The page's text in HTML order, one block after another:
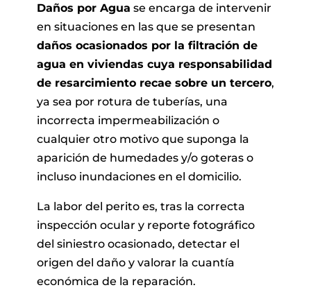
Daños por Agua se encarga de intervenir
en situaciones en las que se presentan
daños ocasionados por la filtración de
agua en viviendas cuya responsabilidad
de resarcimiento recae sobre un tercero,
ya sea por rotura de tuberías, una
incorrecta impermeabilización o
cualquier otro motivo que suponga la
aparición de humedades y/o goteras o
incluso inundaciones en el domicilio.
La labor del perito es, tras la correcta
inspección ocular y reporte fotográfico
del siniestro ocasionado, detectar el
origen del daño y valorar la cuantía
económica de la reparación.